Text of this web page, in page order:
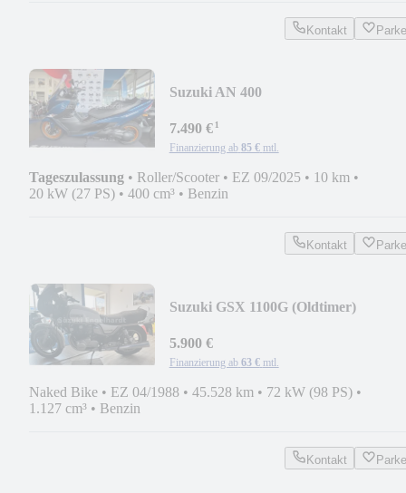
Kontakt
Suzuki AN 400
7.490 €¹
Finanzierung ab 85 € mtl.
Tageszulassung • Roller/Scooter • EZ 09/2025 • 10 km •
20 kW (27 PS) • 400 cm³ • Benzin
Kontakt
Suzuki GSX 1100G (Oldtimer)
5.900 €
Finanzierung ab 63 € mtl.
Naked Bike • EZ 04/1988 • 45.528 km • 72 kW (98 PS) •
1.127 cm³ • Benzin
Kontakt